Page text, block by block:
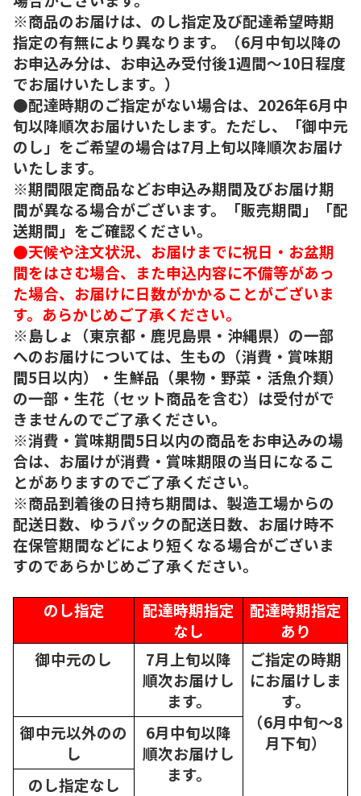
※商品のお届けは、のし指定及び配達希望時期
指定の有無により異なります。（6月中旬以降の
お申込み分は、お申込み受付後1週間～10日程度
でお届けいたします。）
●配達時期のご指定がない場合は、2026年6月中
旬以降順次お届けいたします。ただし、「御中元
のし」をご希望の場合は7月上旬以降順次お届け
いたします。
※期間限定商品などお申込み期間及びお届け期
間が異なる場合がございます。「販売期間」「配
送期間」をご確認ください。
●天候や注文状況、お届けまでに祝日・お盆期
間をはさむ場合、また申込内容に不備等があっ
た場合、お届けに日数がかかることがございま
す。あらかじめご了承ください。
※島しょ（東京都・鹿児島県・沖縄県）の一部
へのお届けについては、生もの（消費・賞味期
間5日以内）・生鮮品（果物・野菜・活魚介類）
の一部・生花（セット商品を含む）は受付がで
きませんのでご了承ください。
※消費・賞味期間5日以内の商品をお申込みの場
合は、お届けが消費・賞味期限の当日になるこ
とがありますのでご了承ください。
※商品到着後の日持ち期間は、製造工場からの
配送日数、ゆうパックの配送日数、お届け時不
在保管期間などにより短くなる場合がございま
すのであらかじめご了承ください。
のし指定
配達時期指定
なし
配達時期指定
あり
御中元のし
7月上旬以降
順次お届けし
ます。
ご指定の時期
にお届けしま
す。
（6月中旬～8
月下旬）
御中元以外のの
し
6月中旬以降
順次お届けし
ます。
のし指定なし